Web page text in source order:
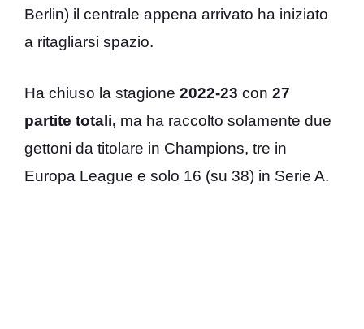
Berlin) il centrale appena arrivato ha iniziato
a ritagliarsi spazio.
Ha chiuso la stagione 2022-23 con 27
partite totali, ma ha raccolto solamente due
gettoni da titolare in Champions, tre in
Europa League e solo 16 (su 38) in Serie A.